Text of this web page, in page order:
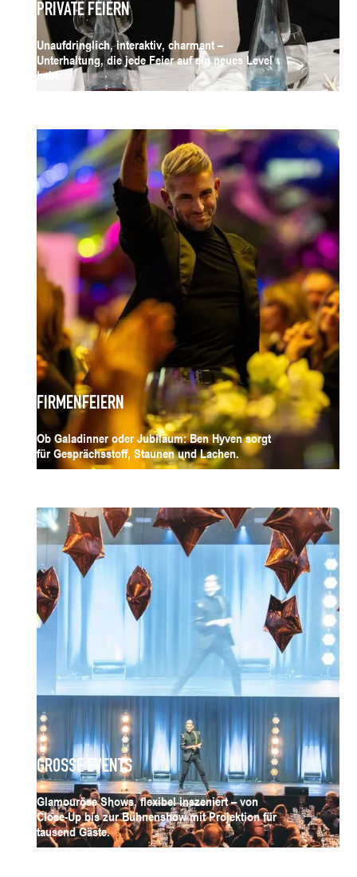
PRIVATE FEIERN
Unaufdringlich, interaktiv, charmant –
Unterhaltung, die jede Feier auf ein neues Level
hebt.
FIRMENFEIERN
Ob Galadinner oder Jubiläum: Ben Hyven sorgt
für Gesprächsstoff, Staunen und Lachen.
GROSSE EVENTS
Glamouröse Shows, flexibel inszeniert – von
Close-Up bis zur Bühnenshow mit Projektion für
tausend Gäste.